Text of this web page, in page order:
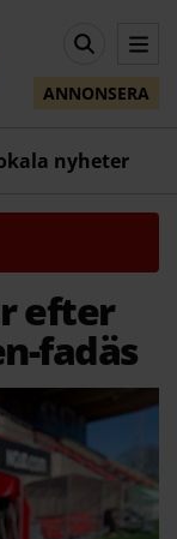
ANNONSERA
nyheter
efter
fadäs